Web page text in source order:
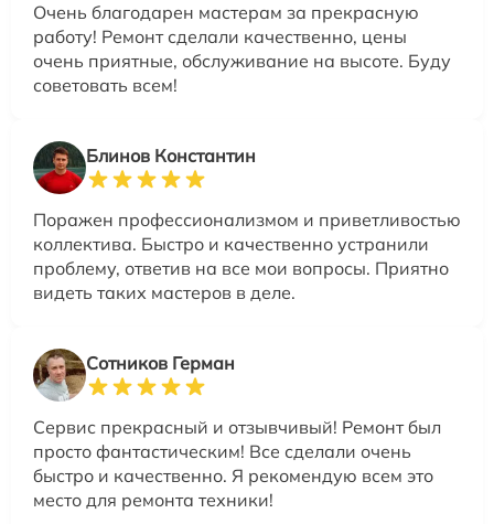
Очень благодарен мастерам за прекрасную
работу! Ремонт сделали качественно, цены
очень приятные, обслуживание на высоте. Буду
советовать всем!
Блинов Константин
Поражен профессионализмом и приветливостью
коллектива. Быстро и качественно устранили
проблему, ответив на все мои вопросы. Приятно
видеть таких мастеров в деле.
Сотников Герман
Сервис прекрасный и отзывчивый! Ремонт был
просто фантастическим! Все сделали очень
быстро и качественно. Я рекомендую всем это
место для ремонта техники!